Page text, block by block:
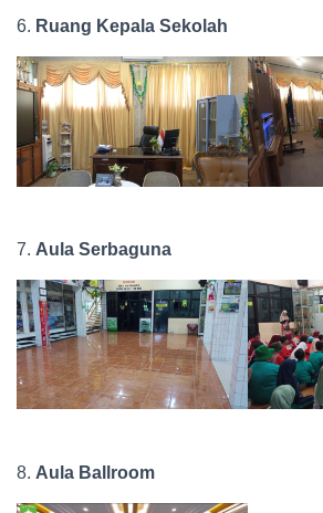
6. Ruang Kepala Sekolah
7. Aula Serbaguna
8. Aula Ballroom